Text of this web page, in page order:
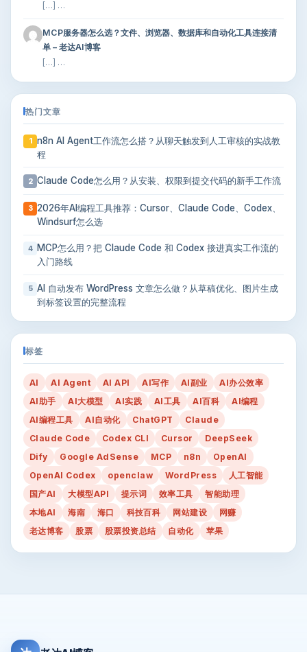
[…] …
MCP服务器怎么选？文件、浏览器、数据库和自动化工具连接清
单 – 老达AI博客
[…] …
热门文章
1
n8n AI Agent工作流怎么搭？从聊天触发到人工审核的实战教
程
2 Claude Code怎么用？从安装、权限到提交代码的新手工作流
3 2026年AI编程工具推荐：Cursor、Claude Code、Codex、
Windsurf怎么选
4
MCP怎么用？把 Claude Code 和 Codex 接进真实工作流的
入门路线
5 AI 自动发布 WordPress 文章怎么做？从草稿优化、图片生成
到标签设置的完整流程
标签
AI AI Agent AI API AI写作 AI副业
AI办公效率
AI助手
AI大模型 AI实践 AI工具 AI百科
AI编程
AI编程工具
AI自动化 ChatGPT
Claude
Claude Code
Codex CLI Cursor
DeepSeek
Dify
Google AdSense MCP n8n
OpenAI
OpenAI Codex
openclaw WordPress
人工智能
国产AI
大模型API 提示词 效率工具
智能助理
本地AI
海南 海口 科技百科 网站建设
网赚
老达博客
股票 股票投资总结 自动化 苹果